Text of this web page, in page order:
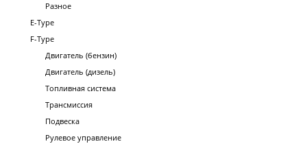
Разное
E-Type
F-Type
Двигатель (бензин)
Двигатель (дизель)
Топливная система
Трансмиссия
Подвеска
Рулевое управление